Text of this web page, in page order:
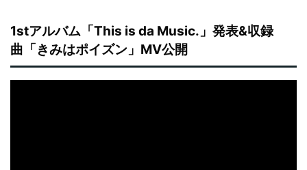
1stアルバム「This is da Music. 」発表&収録
曲「きみはポイズン」MV公開